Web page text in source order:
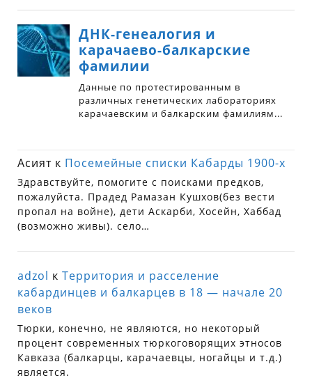
Асият к Посемейные списки Кабарды 1900-х
Здравствуйте, помогите с поисками предков,
пожалуйста. Прадед Рамазан Кушхов(без вести
пропал на войне), дети Аскарби, Хосейн, Хаббад
(возможно живы). село…
adzol кТерритория и расселение
кабардинцев и балкарцев в 18 — начале 20
веков
Тюрки, конечно, не являются, но некоторый
процент современных тюркоговорящих этносов
Кавказа (балкарцы, карачаевцы, ногайцы и т.д.)
является.